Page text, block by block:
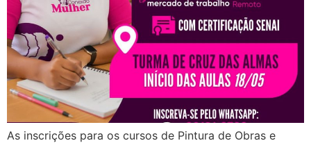
As inscrições para os cursos de Pintura de Obras e